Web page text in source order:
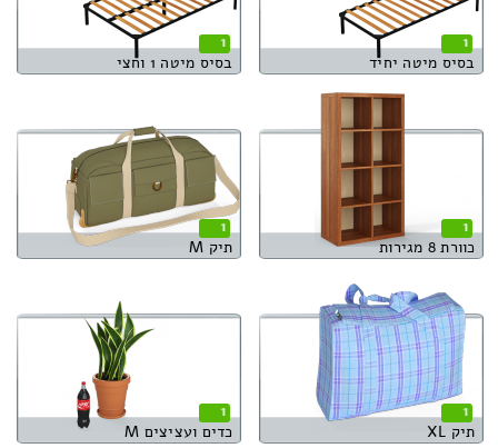
1
בסיס מיטה יחיד
1
בסיס מיטה 1 וחצי
1
כוורת 8 מגירות
1
תיק M
1
תיק XL
1
כדים ועציצים M